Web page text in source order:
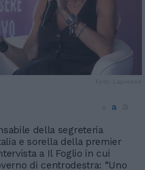
a
della segreteria
e sorella della premier
a Il Foglio in cui
di centrodestra: “Uno